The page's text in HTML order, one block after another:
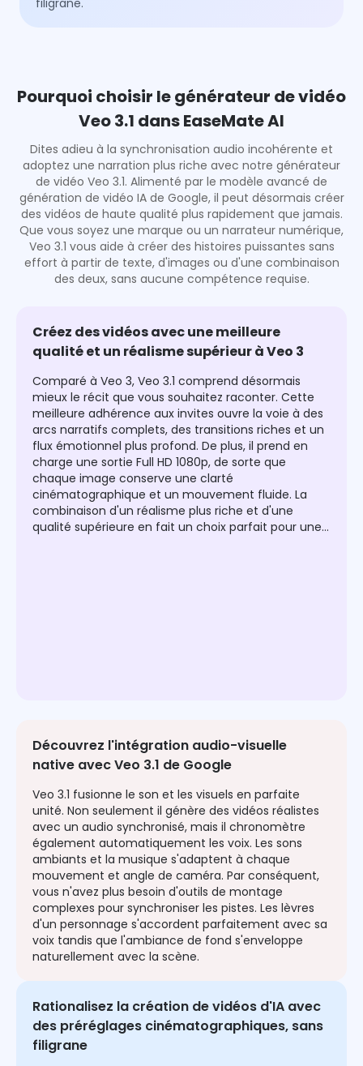
filigrane.
Pourquoi choisir le générateur de vidéo
Veo 3.1 dans EaseMate AI
Dites adieu à la synchronisation audio incohérente et
adoptez une narration plus riche avec notre générateur
de vidéo Veo 3.1. Alimenté par le modèle avancé de
génération de vidéo IA de Google, il peut désormais créer
des vidéos de haute qualité plus rapidement que jamais.
Que vous soyez une marque ou un narrateur numérique,
Veo 3.1 vous aide à créer des histoires puissantes sans
effort à partir de texte, d'images ou d'une combinaison
des deux, sans aucune compétence requise.
Créez des vidéos avec une meilleure
qualité et un réalisme supérieur à Veo 3
Comparé à Veo 3, Veo 3.1 comprend désormais
mieux le récit que vous souhaitez raconter. Cette
meilleure adhérence aux invites ouvre la voie à des
arcs narratifs complets, des transitions riches et un
flux émotionnel plus profond. De plus, il prend en
charge une sortie Full HD 1080p, de sorte que
chaque image conserve une clarté
cinématographique et un mouvement fluide. La
combinaison d'un réalisme plus riche et d'une
qualité supérieure en fait un choix parfait pour une
Découvrez l'intégration audio-visuelle
native avec Veo 3.1 de Google
Veo 3.1 fusionne le son et les visuels en parfaite
unité. Non seulement il génère des vidéos réalistes
avec un audio synchronisé, mais il chronomètre
également automatiquement les voix. Les sons
ambiants et la musique s'adaptent à chaque
mouvement et angle de caméra. Par conséquent,
vous n'avez plus besoin d'outils de montage
complexes pour synchroniser les pistes. Les lèvres
d'un personnage s'accordent parfaitement avec sa
voix tandis que l'ambiance de fond s'enveloppe
naturellement avec la scène.
Rationalisez la création de vidéos d'IA avec
des préréglages cinématographiques, sans
filigrane